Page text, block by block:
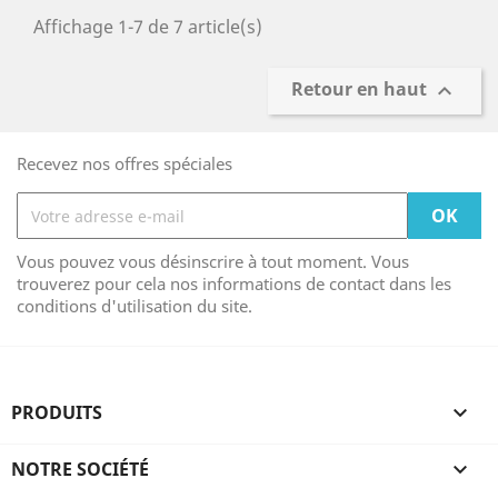
Affichage 1-7 de 7 article(s)
Retour en haut 
Recevez nos offres spéciales
Vous pouvez vous désinscrire à tout moment. Vous
trouverez pour cela nos informations de contact dans les
conditions d'utilisation du site.
PRODUITS 
NOTRE SOCIÉTÉ 